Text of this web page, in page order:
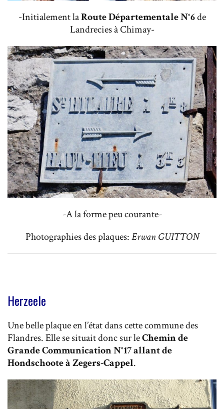
-Initialement laRoute Départementale N°6de
Landrecies à Chimay-
-A la forme peu courante-
Photographies des plaques:Erwan GUITTON
Herzeele
Une belle plaque en l’état dans cette commune des
Flandres. Elle se situait donc sur leChemin de
Grande Communication N°17 allant de
Hondschoote à Zegers-Cappel.